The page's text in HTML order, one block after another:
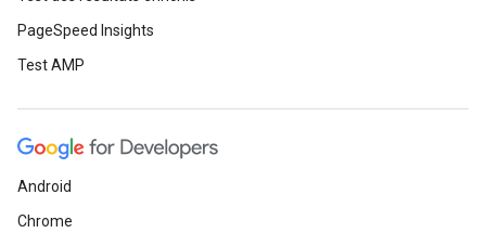
PageSpeed Insights
Test AMP
Android
Chrome